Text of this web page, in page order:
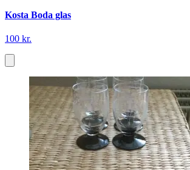
Kosta Boda glas
100 kr.